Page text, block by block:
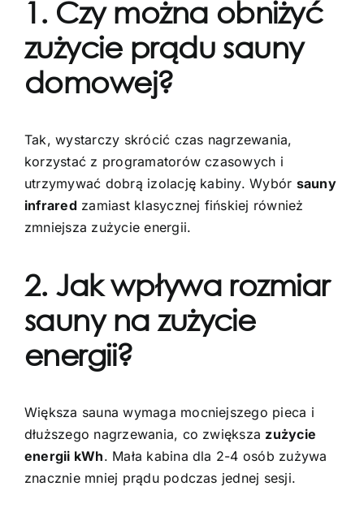
1. Czy można obniżyć
zużycie prądu sauny
domowej?
Tak, wystarczy skrócić czas nagrzewania,
korzystać z programatorów czasowych i
utrzymywać dobrą izolację kabiny. Wybór sauny
infrared zamiast klasycznej fińskiej również
zmniejsza zużycie energii.
2. Jak wpływa rozmiar
sauny na zużycie
energii?
Większa sauna wymaga mocniejszego pieca i
dłuższego nagrzewania, co zwiększa zużycie
energii kWh. Mała kabina dla 2-4 osób zużywa
znacznie mniej prądu podczas jednej sesji.